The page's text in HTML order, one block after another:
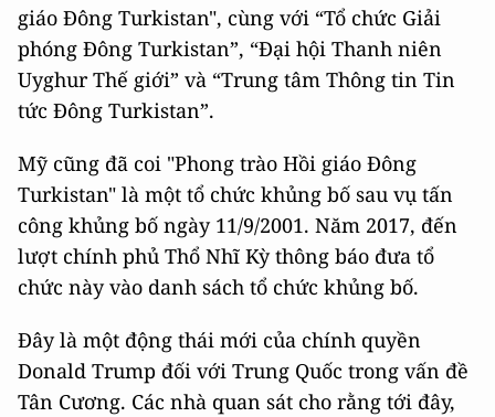
giáo Đông Turkistan", cùng với “Tổ chức Giải
phóng Đông Turkistan”, “Đại hội Thanh niên
Uyghur Thế giới” và “Trung tâm Thông tin Tin
tức Đông Turkistan”.
Mỹ cũng đã coi "Phong trào Hồi giáo Đông
Turkistan" là một tổ chức khủng bố sau vụ tấn
công khủng bố ngày 11/9/2001. Năm 2017, đến
lượt chính phủ Thổ Nhĩ Kỳ thông báo đưa tổ
chức này vào danh sách tổ chức khủng bố.
Đây là một động thái mới của chính quyền
Donald Trump đối với Trung Quốc trong vấn đề
Tân Cương. Các nhà quan sát cho rằng tới đây,